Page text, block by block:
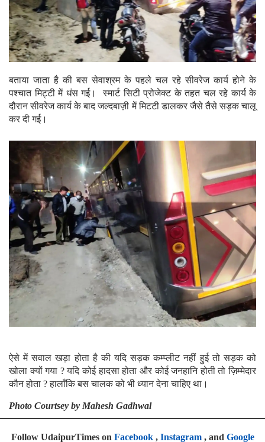
बताया जाता है की बस सेवाश्रम के पहले चल रहे सीवरेज कार्य होने के
पश्चात मिट्टी में धंस गई। स्मार्ट सिटी प्रोजेक्ट के तहत चल रहे कार्य के
दौरान सीवरेज कार्य के बाद जल्दबाज़ी में मिटटी डालकर जैसे तैसे सड़क चालू
कर दी गई।
ऐसे में सवाल खड़ा होता है की यदि सड़क कम्प्लीट नहीं हुई तो सड़क को
खोला क्यों गया ? यदि कोई हादसा होता और कोई जनहानि होती तो ज़िम्मेदार
कौन होता ? हालाँकि बस चालक को भी ध्यान देना चाहिए था।
Photo Courtsey by Mahesh Gadhwal
Follow UdaipurTimes on Facebook, Instagram, and Google